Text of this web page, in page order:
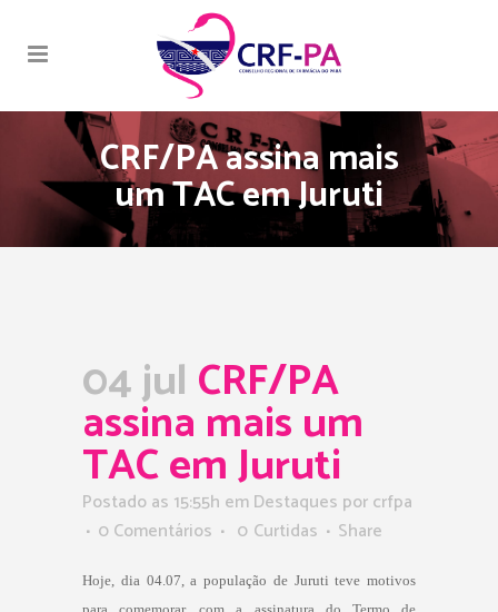
CRF/PA assina mais
um TAC em Juruti
04 jul CRF/PA
assina mais um
TAC em Juruti
Postado as 15:55h emDestaques porcrfpa
0 Comentários
0 Curtidas Share
Hoje, dia 04.07, a população de Juruti teve motivos